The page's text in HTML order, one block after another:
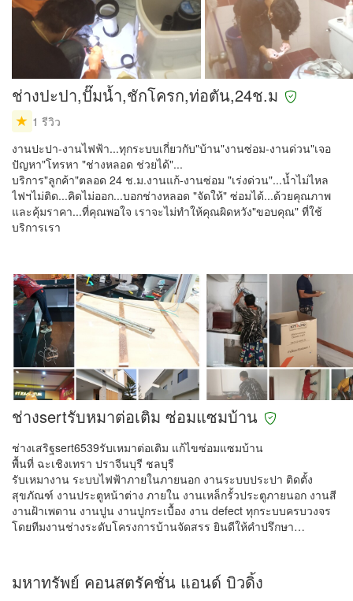
ช่างปะปา,ปั๊มน้ำ,ชักโครก,ท่อตัน,24ช.ม
1 รีวิว
งานปะปา-งานไฟฟ้า...ทุกระบบเกี่ยวกับ"บ้าน"งานซ่อม-งานด่วน"เจอ
ปัญหา"โทรหา "ช่างหลอด ช่วยได้"...
บริการ"ลูกค้า"ตลอด 24 ช.ม.งานแก้-งานซ่อม "เร่งด่วน"...น้ำไม่ไหล
ไฟฯไม่ติด...คิดไม่ออก...บอกช่างหลอด "จัดให้" ซ่อมได้...ด้วยคุณภาพ
และคุ้มราคา...ที่คุณพอใจ เราจะไม่ทำให้คุณผิดหวัง"ขอบคุณ" ที่ใช้
บริการเรา
ช่างsertรับหมาต่อเติม ซ่อมแซมบ้าน
ช่างเสริฐsert6539รับเหมาต่อเติม แก้ไขซ่อมแซมบ้าน
พื้นที่ ฉะเชิงเทรา ปราจีนบุรี ชลบุรี
รับเหมางาน ระบบไฟฟ้าภายในภายนอก งานระบบประปา ติดตั้ง
สุขภัณฑ์ งานประตูหน้าต่าง ภายใน งานเหล็กรั้วประตูภายนอก งานสี
งานฝ้าเพดาน งานปูน งานปูกระเบื้อง งาน defect ทุกระบบครบวงจร
โดยทีมงานช่างระดับโครงการบ้านจัดสรร ยินดีให้คำปรึกษา…
มหาทรัพย์ คอนสตรัคชั่น แอนด์ บิวดิ้ง